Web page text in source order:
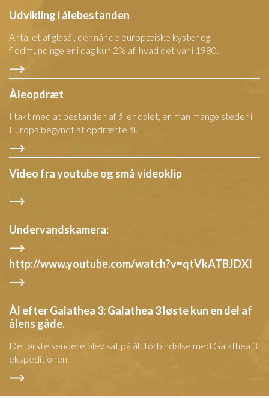
Udvikling i ålebestanden
Antallet af glasål, der når de europæiske kyster og
flodmundinge er i dag kun 2% af, hvad det var i 1980.
Åleopdræt
I takt med at bestanden af ål er dalet, er man mange steder i
Europa begyndt at opdrætte ål.
Video fra youtube og små videoklip
Undervandskamera:
http://www.youtube.com/watch?v=qtVkATBJDXI
Ål efter Galathea 3: Galathea 3 løste kun en del af
ålens gåde.
De første sendere blev sat på ål i forbindelse med Galathea 3
ekspeditionen.